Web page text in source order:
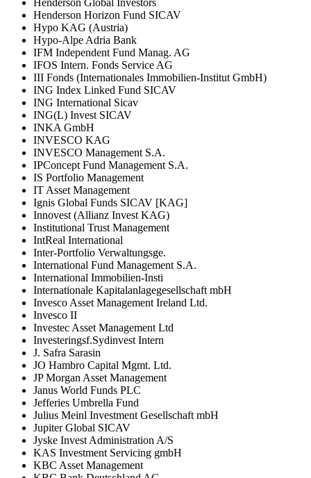
Henderson Horizon Fund SICAV
Hypo KAG (Austria)
Hypo-Alpe Adria Bank
IFM Independent Fund Manag. AG
IFOS Intern. Fonds Service AG
III Fonds (Internationales Immobilien-Institut GmbH)
ING Index Linked Fund SICAV
ING International Sicav
ING(L) Invest SICAV
INKA GmbH
INVESCO KAG
INVESCO Management S.A.
IPConcept Fund Management S.A.
IS Portfolio Management
IT Asset Management
Ignis Global Funds SICAV [KAG]
Innovest (Allianz Invest KAG)
Institutional Trust Management
IntReal International
Inter-Portfolio Verwaltungsge.
International Fund Management S.A.
International Immobilien-Insti
Internationale Kapitalanlagegesellschaft mbH
Invesco Asset Management Ireland Ltd.
Invesco II
Investec Asset Management Ltd
Investeringsf.Sydinvest Intern
J. Safra Sarasin
JO Hambro Capital Mgmt. Ltd.
JP Morgan Asset Management
Janus World Funds PLC
Jefferies Umbrella Fund
Julius Meinl Investment Gesellschaft mbH
Jupiter Global SICAV
Jyske Invest Administration A/S
KAS Investment Servicing gmbH
KBC Asset Management